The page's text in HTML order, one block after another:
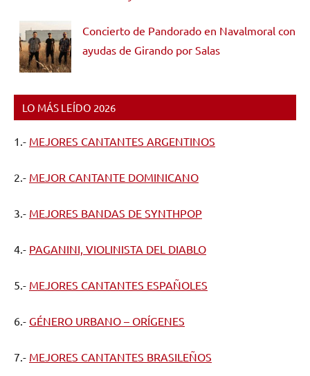
Concierto de Pandorado en Navalmoral con
ayudas de Girando por Salas
LO MÁS LEÍDO 2026
1.- MEJORES CANTANTES ARGENTINOS
2.- MEJOR CANTANTE DOMINICANO
3.- MEJORES BANDAS DE SYNTHPOP
4.- PAGANINI, VIOLINISTA DEL DIABLO
5.- MEJORES CANTANTES ESPAÑOLES
6.- GÉNERO URBANO – ORÍGENES
7.- MEJORES CANTANTES BRASILEÑOS